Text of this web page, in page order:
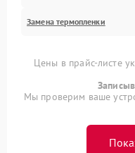
Замена термопленки
Цены в прайс-листе
Мы проверим ваше